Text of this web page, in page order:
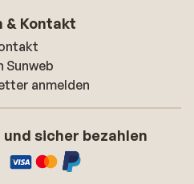
& Kontakt
Sunweb
anmelden
und sicher bezahlen